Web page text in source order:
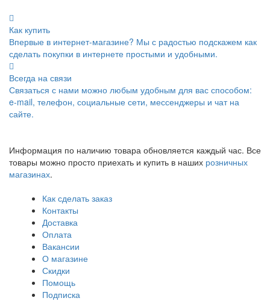
Как купить
Впервые в интернет-магазине? Мы с радостью подскажем как
сделать покупки в интернете простыми и удобными.
Всегда на связи
Связаться с нами можно любым удобным для вас способом:
e-mail, телефон, социальные сети, мессенджеры и чат на
сайте.
Информация по наличию товара обновляется каждый час. Все
товары можно просто приехать и купить в наших розничных
магазинах.
Как сделать заказ
Контакты
Доставка
Оплата
Вакансии
О магазине
Скидки
Помощь
Подписка